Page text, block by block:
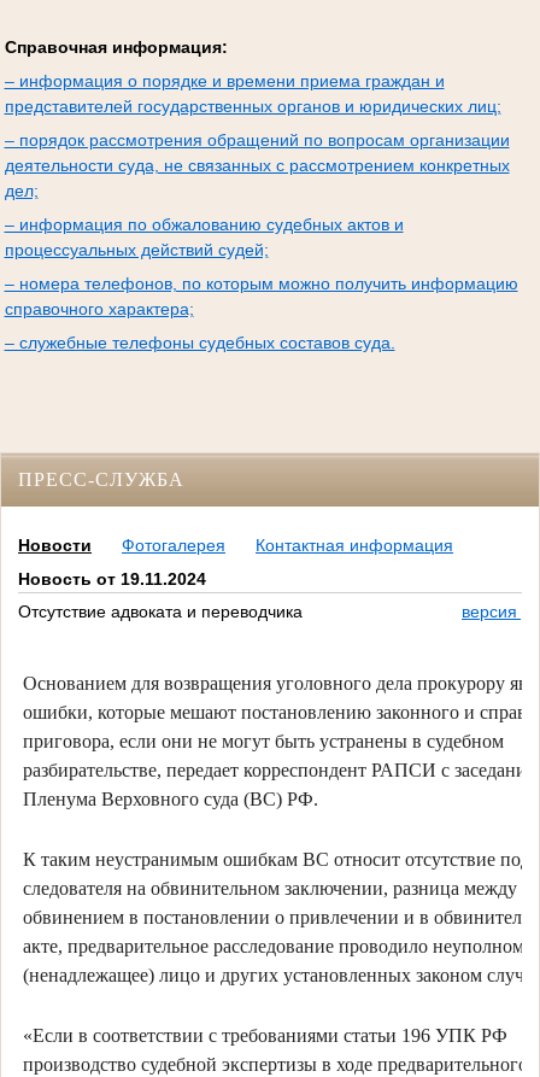
Справочная информация:
– информация о порядке и времени приема граждан и
представителей государственных органов и юридических лиц;
– порядок рассмотрения обращений по вопросам организации
деятельности суда, не связанных с рассмотрением конкретных
дел;
– информация по обжалованию судебных актов и
процессуальных действий судей;
– номера телефонов, по которым можно получить информацию
справочного характера;
– служебные телефоны судебных составов суда.
ПРЕСС-СЛУЖБА
Новости Фотогалерея
Контактная информация
Новость от 19.11.2024
Отсутствие адвоката и переводчика
версия
Основанием для возвращения уголовного дела прокурору
ошибки, которые мешают постановлению законного и
приговора, если они не могут быть устранены в судебном
разбирательстве, передает корреспондент РАПСИ с заседания
Пленума Верховного суда (ВС) РФ.
К таким неустранимым ошибкам ВС относит отсутствие
следователя на обвинительном заключении, разница между
обвинением в постановлении о привлечении и в
акте, предварительное расследование проводило
(ненадлежащее) лицо и других установленных законом
«Если в соответствии с требованиями статьи 196 УПК РФ
производство судебной экспертизы в ходе предварительного